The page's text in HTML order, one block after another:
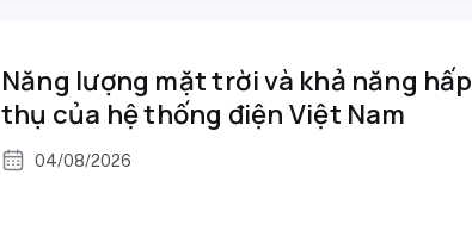
Năng lượng mặt trời và khả năng hấp
thụ của hệ thống điện Việt Nam
04/08/2026